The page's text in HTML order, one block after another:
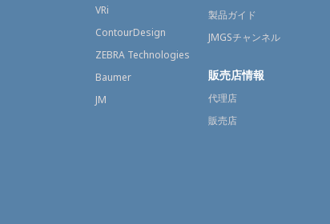
VRi
ContourDesign
ZEBRA Technologies
Baumer
JM
製品ガイド
JMGSチャンネル
販売店情報
代理店
販売店